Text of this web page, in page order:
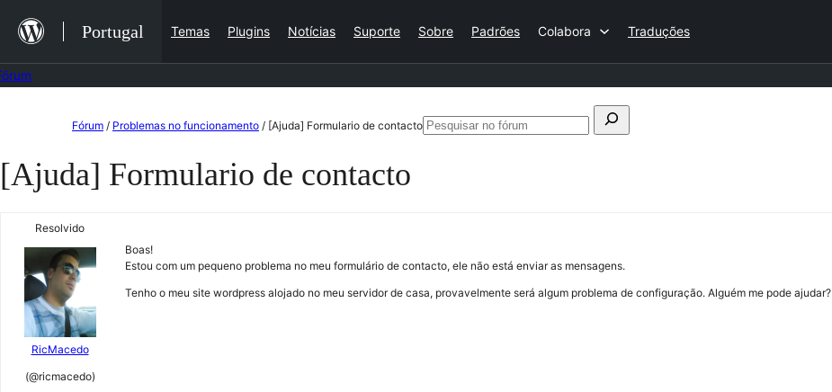
para
o
Portugal Temas Plugins Notícias Suporte Sobre Padrões Colabora Traduções
Fórum / Problemas no funcionamento / [Ajuda] Formulario de contactoPesquisar
Pesquisar
[Ajuda] Formulario de contacto
Resolvido
RicMacedo
(@ricmacedo)
Boas!
Estou com um pequeno problema no meu formulário de contacto, ele não está enviar as mensagens.
Tenho o meu site wordpress alojado no meu servidor de casa, provavelmente será algum problema de configuração. Alguém me pode ajudar?